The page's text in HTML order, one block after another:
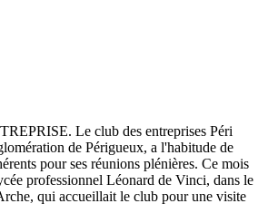
Le club des entreprises Péri
de Périgueux, a l'habitude de
pour ses réunions plénières. Ce mois
professionnel Léonard de Vinci, dans le
qui accueillait le club pour une visite